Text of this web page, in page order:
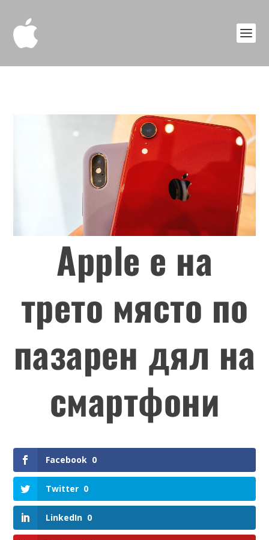
Apple е на
трето място по
пазарен дял на
смартфони
Facebook 0
Twitter 0
LinkedIn 0